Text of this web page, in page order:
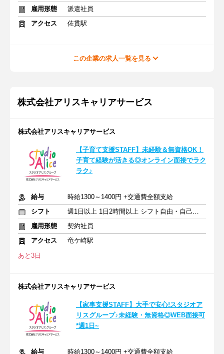
雇用形態
派遣社員
アクセス
佐貫駅
この企業の求人一覧を見る
株式会社アリスキャリアサービス
株式会社アリスキャリアサービス
【子育て支援STAFF】未経験＆無資格OK！
子育て経験が活きる◎オンライン面接でラク
ラク♪
給与
時給1300～1400円 +交通費全額支給
シフト
週1日以上 1日2時間以上 シフト自由・自己申告
雇用形態
契約社員
アクセス
竜ケ崎駅
あと3日
株式会社アリスキャリアサービス
【家事支援STAFF】大手で安心!スタジオア
リスグループ♪未経験・無資格◎WEB面接可
*週1日~
給与 時給1300～1400円 +交通費全額支給